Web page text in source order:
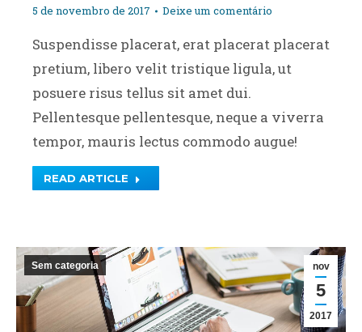
5 de novembro de 2017
Deixe um comentário
Suspendisse placerat, erat placerat placerat
pretium, libero velit tristique ligula, ut
posuere risus tellus sit amet dui.
Pellentesque pellentesque, neque a viverra
tempor, mauris lectus commodo augue!
READ ARTICLE
nov
5
2017
Sem categoria